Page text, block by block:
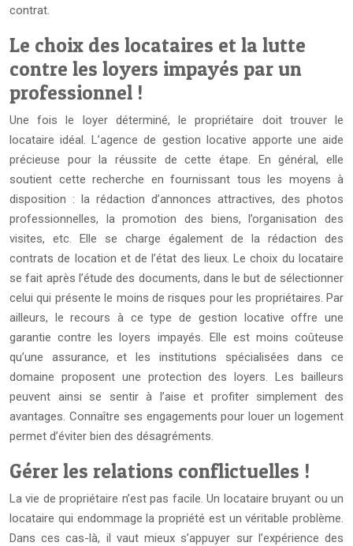
contrat.
Le choix des locataires et la lutte
contre les loyers impayés par un
professionnel !
Une fois le loyer déterminé, le propriétaire doit trouver le
locataire idéal. L’agence de gestion locative apporte une aide
précieuse pour la réussite de cette étape. En général, elle
soutient cette recherche en fournissant tous les moyens à
disposition : la rédaction d’annonces attractives, des photos
professionnelles, la promotion des biens, l’organisation des
visites, etc. Elle se charge également de la rédaction des
contrats de location et de l’état des lieux. Le choix du locataire
se fait après l’étude des documents, dans le but de sélectionner
celui qui présente le moins de risques pour les propriétaires. Par
ailleurs, le recours à ce type de gestion locative offre une
garantie contre les loyers impayés. Elle est moins coûteuse
qu’une assurance, et les institutions spécialisées dans ce
domaine proposent une protection des loyers. Les bailleurs
peuvent ainsi se sentir à l’aise et profiter simplement des
avantages. Connaître ses engagements pour louer un logement
permet d’éviter bien des désagréments.
Gérer les relations conflictuelles !
La vie de propriétaire n’est pas facile. Un locataire bruyant ou un
locataire qui endommage la propriété est un véritable problème.
Dans ces cas-là, il vaut mieux s’appuyer sur l’expérience des